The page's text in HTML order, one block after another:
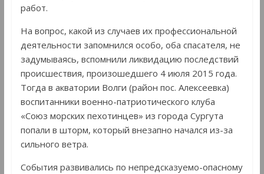
работ.
На вопрос, какой из случаев их профессиональной
деятельности запомнился особо, оба спасателя, не
задумываясь, вспомнили ликвидацию последствий
происшествия, произошедшего 4 июля 2015 года.
Тогда в акватории Волги (район пос. Алексеевка)
воспитанники военно-патриотического клуба
«Союз морских пехотинцев» из города Сургута
попали в шторм, который внезапно начался из-за
сильного ветра.
События развивались по непредсказуемо-опасному